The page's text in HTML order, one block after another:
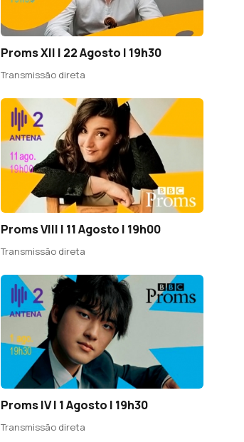
Proms XII | 22 Agosto | 19h30
Transmissão direta
Proms VIII | 11 Agosto | 19h00
Transmissão direta
Proms IV | 1 Agosto | 19h30
Transmissão direta